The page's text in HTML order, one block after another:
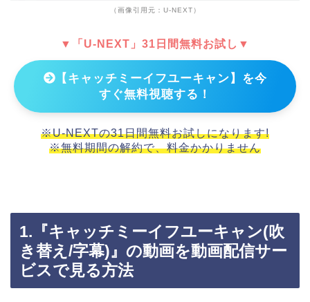
（画像引用元：U-NEXT）
▼「U-NEXT」31日間無料お試し▼
【キャッチミーイフユーキャン】を今
すぐ無料視聴する！
※U-NEXTの31日間無料お試しになります!
※無料期間の解約で、料金かかりません
1.『キャッチミーイフユーキャン(吹
き替え/字幕)』の動画を動画配信サー
ビスで見る方法